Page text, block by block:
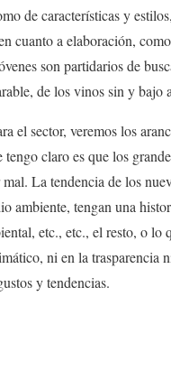
de características y
cuanto a elaboración,
son partidarios de
de los vinos sin y bajo
el sector, veremos los
claro es que los
La tendencia de los
ambiente, tengan una
etc., etc., el resto, o lo
ni en la trasparencia
y tendencias.